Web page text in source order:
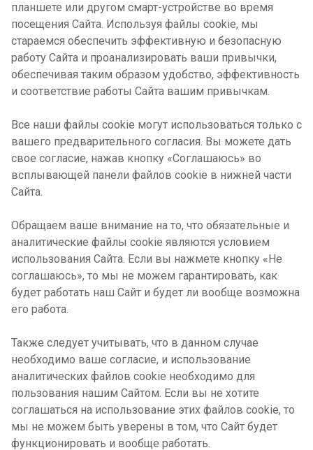
планшете или другом смарт-устройстве во время
посещения Сайта. Используя файлы cookie, мы
стараемся обеспечить эффективную и безопасную
работу Сайта и проанализировать ваши привычки,
обеспечивая таким образом удобство, эффективность
и соответствие работы Сайта вашим привычкам.
Все наши файлы cookie могут использоваться только с
вашего предварительного согласия. Вы можете дать
свое согласие, нажав кнопку «Соглашаюсь» во
всплывающей панели файлов cookie в нижней части
Сайта.
Обращаем ваше внимание на то, что обязательные и
аналитические файлы cookie являются условием
использования Сайта. Если вы нажмете кнопку «Не
соглашаюсь», то мы не можем гарантировать, как
будет работать наш Сайт и будет ли вообще возможна
его работа.
Также следует учитывать, что в данном случае
необходимо ваше согласие, и использование
аналитических файлов cookie необходимо для
пользования нашим Сайтом. Если вы не хотите
соглашаться на использование этих файлов cookie, то
мы не можем быть уверены в том, что Сайт будет
функционировать и вообще работать.